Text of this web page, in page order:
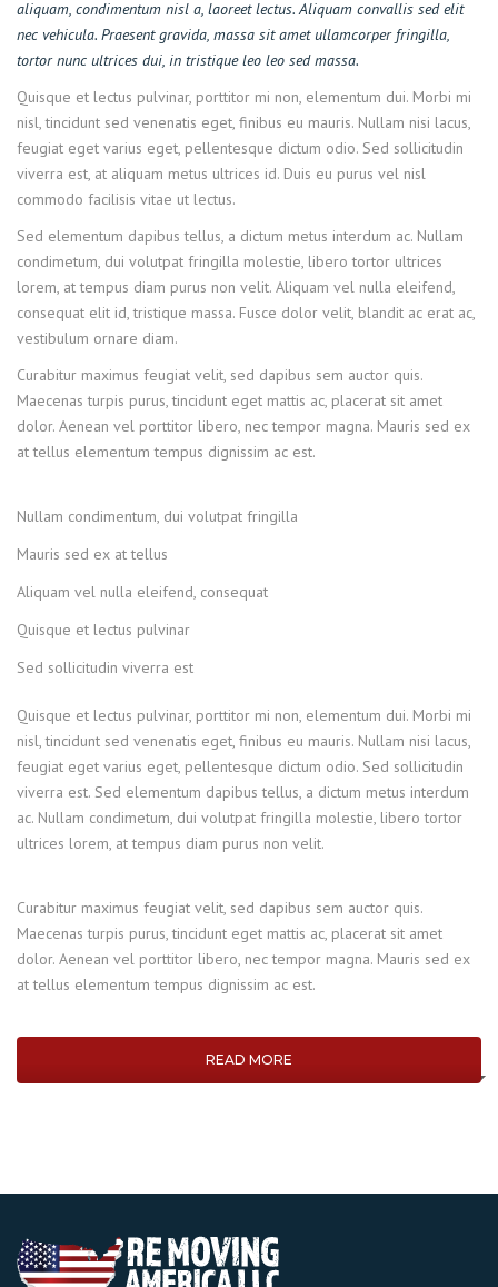
aliquam, condimentum nisl a, laoreet lectus. Aliquam convallis sed elit
nec vehicula. Praesent gravida, massa sit amet ullamcorper fringilla,
tortor nunc ultrices dui, in tristique leo leo sed massa.
Quisque et lectus pulvinar, porttitor mi non, elementum dui. Morbi mi
nisl, tincidunt sed venenatis eget, finibus eu mauris. Nullam nisi lacus,
feugiat eget varius eget, pellentesque dictum odio. Sed sollicitudin
viverra est, at aliquam metus ultrices id. Duis eu purus vel nisl
commodo facilisis vitae ut lectus.
Sed elementum dapibus tellus, a dictum metus interdum ac. Nullam
condimetum, dui volutpat fringilla molestie, libero tortor ultrices
lorem, at tempus diam purus non velit. Aliquam vel nulla eleifend,
consequat elit id, tristique massa. Fusce dolor velit, blandit ac erat ac,
vestibulum ornare diam.
Curabitur maximus feugiat velit, sed dapibus sem auctor quis.
Maecenas turpis purus, tincidunt eget mattis ac, placerat sit amet
dolor. Aenean vel porttitor libero, nec tempor magna. Mauris sed ex
at tellus elementum tempus dignissim ac est.
Nullam condimentum, dui volutpat fringilla
Mauris sed ex at tellus
Aliquam vel nulla eleifend, consequat
Quisque et lectus pulvinar
Sed sollicitudin viverra est
Quisque et lectus pulvinar, porttitor mi non, elementum dui. Morbi mi
nisl, tincidunt sed venenatis eget, finibus eu mauris. Nullam nisi lacus,
feugiat eget varius eget, pellentesque dictum odio. Sed sollicitudin
viverra est. Sed elementum dapibus tellus, a dictum metus interdum
ac. Nullam condimetum, dui volutpat fringilla molestie, libero tortor
ultrices lorem, at tempus diam purus non velit.
Curabitur maximus feugiat velit, sed dapibus sem auctor quis.
Maecenas turpis purus, tincidunt eget mattis ac, placerat sit amet
dolor. Aenean vel porttitor libero, nec tempor magna. Mauris sed ex
at tellus elementum tempus dignissim ac est.
READ MORE